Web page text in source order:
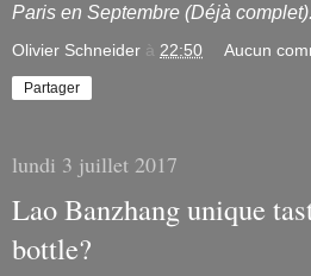
Paris en Septembre (Déjà complet).
Olivier Schneider à 22:50 Aucun
Partager
lundi 3 juillet 2017
Lao Banzhang unique
bottle?